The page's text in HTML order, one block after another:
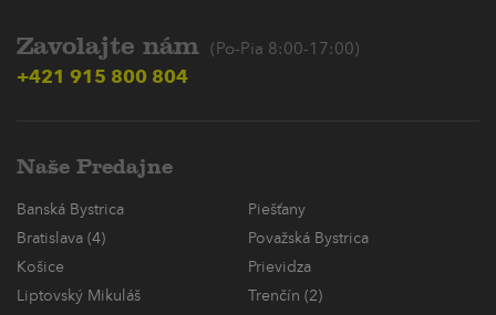
Zavolajte nám (Po-Pia 8:00-17:00)
+421 915 800 804
Naše Predajne
Banská Bystrica
Piešťany
Bratislava (4)
Považská Bystrica
Košice
Prievidza
Liptovský Mikuláš
Trenčín (2)